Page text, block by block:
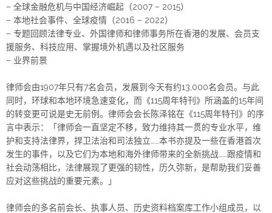
– 全球金融危机与中国经济崛起（2007 – 2015）
– 本地社会事件、全球疫情（2016 – 2022）
– 专题回顾法律专业、外国律师和律师事务所在香港的发展、会员支
援服务、科技应用、掌握境外机遇以及社区服务
– 业界前景
律师会由1907年只有7名会员，发展到今天有约13,000名会员。与此
同时，环球和本地环境急速变化，而《115周年特刊》所涵盖的15年间
的转变更可说是史无前例。律师会会长陈泽铭在《115周年特刊》的序
言中表示：「律师会一直坚定不移，致力维持其一贯的专业水平，维
护和支持法律界，捍卫法治和司法独立……本书亦提及一些在香港首次
发生的事件，以及它们为本地和海外律师带来的全新挑战……跟疫情和
社会动荡相比，法律展现了更强的韧性，历久弥新，是帮助我们妥善
应对这些挑战的重要元素。」
律师会的多名前会长、执事人员、历史资料档案库工作小组成员，以